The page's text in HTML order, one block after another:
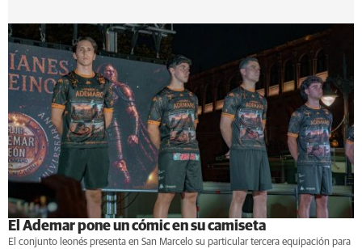
El Ademar pone un cómic en su camiseta
El conjunto leonés presenta en San Marcelo su particular tercera equipación para